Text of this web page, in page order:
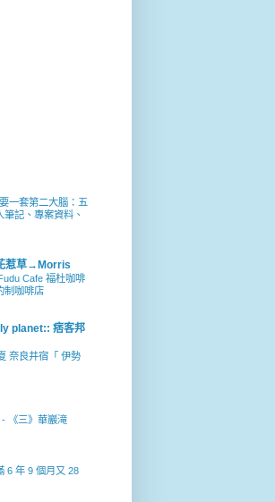
一套第二大腦：五
筆記、專案資料、
惹草→Morris
Cafe 福杜咖啡
制咖啡店
planet:: 痞客邦
奈良井宿「 伊勢
《三》華巖滝
6 年 9 個月又 28